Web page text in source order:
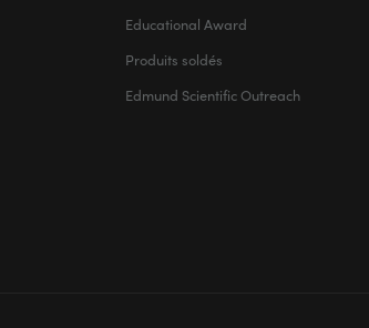
Educational Award
Produits soldés
Edmund Scientific Outreach